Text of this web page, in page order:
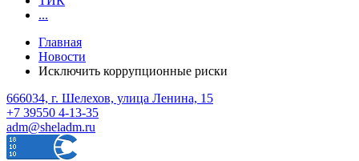
...
Главная
Новости
Исключить коррупционные риски
666034, г. Шелехов, улица Ленина, 15
+7 39550 4-13-35
adm@sheladm.ru